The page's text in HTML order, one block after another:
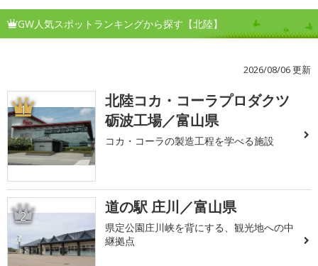
GW人気スポットランキングから探す【北陸】
2026/08/06 更新
1
北陸コカ・コーラプロダクツ
砺波工場／富山県
コカ・コーラの製造工程を学べる施設
2 道の駅 庄川／富山県
県定公園庄川峡を背にする、観光地への中
継拠点